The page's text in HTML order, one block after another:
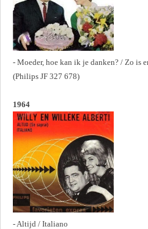
- Moeder, hoe kan ik je danken? / Zo is
(Philips JF 327 678)
1964
- Altijd / Italiano